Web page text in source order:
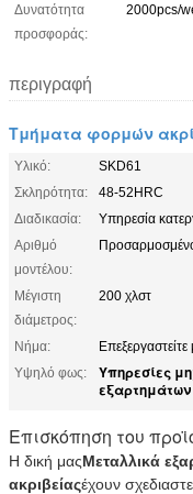
Δυνατότητα
προσφοράς:
2000pcs/
περιγραφή
Τμήματα φορμών
Υλικό:
SKD61
Σκληρότητα:
48-52HRC
Διαδικασία:
Υπηρεσία
Αριθμό
μοντέλου:
Μέγιστη
διάμετρος:
200 χλστ
Νήμα:
Υψηλό φως:
Υπηρεσίες
Επισκόπηση του
Η δική μαςΜεταλλικά
ακριβείαςέχουν